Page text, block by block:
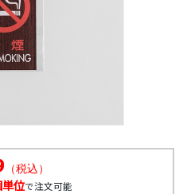
（税込）
位で注文可能